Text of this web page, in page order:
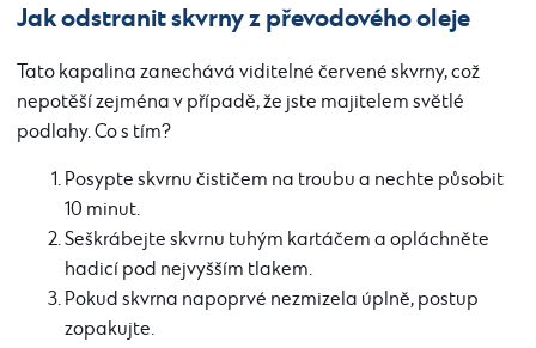
Jak odstranit skvrny z převodového oleje
Tato kapalina zanechává viditelné červené skvrny, což
nepotěší zejména v případě, že jste majitelem světlé
podlahy. Co s tím?
Posypte skvrnu čističem na troubu a nechte působit
10 minut.
Seškrábejte skvrnu tuhým kartáčem a opláchněte
hadicí pod nejvyšším tlakem.
Pokud skvrna napoprvé nezmizela úplně, postup
zopakujte.